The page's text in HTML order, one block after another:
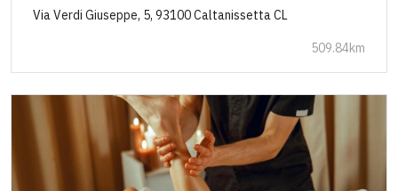
Via Verdi Giuseppe, 5, 93100 Caltanissetta CL
509.84km